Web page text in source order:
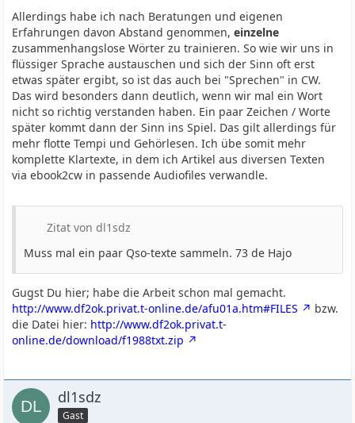
Allerdings habe ich nach Beratungen und eigenen
Erfahrungen davon Abstand genommen,einzelne
zusammenhangslose Wörter zu trainieren. So wie wir uns in
flüssiger Sprache austauschen und sich der Sinn oft erst
etwas später ergibt, so ist das auch bei "Sprechen" in CW.
Das wird besonders dann deutlich, wenn wir mal ein Wort
nicht so richtig verstanden haben. Ein paar Zeichen / Worte
später kommt dann der Sinn ins Spiel. Das gilt allerdings für
mehr flotte Tempi und Gehörlesen. Ich übe somit mehr
komplette Klartexte, in dem ich Artikel aus diversen Texten
via ebook2cw in passende Audiofiles verwandle.
Zitat von dl1sdz
Muss mal ein paar Qso-texte sammeln. 73 de Hajo
Gugst Du hier; habe die Arbeit schon mal gemacht.
http://www.df2ok.privat.t-online.de/afu01a.htm#FILES
bzw.
die Datei hier: http://www.df2ok.privat.t-
online.de/download/f1988txt.zip
dl1sdz
Gast